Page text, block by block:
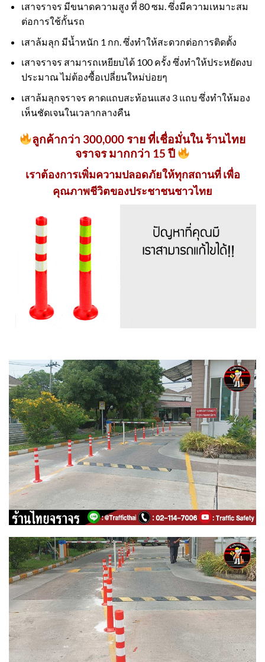
เสาจราจร มีขนาดความสูง ที่ 80 ซม. ซึ่งมีความเหมาะสม
ต่อการใช้กั้นรถ
เสาล้มลุก มีน้ำหนัก 1 กก. ซึ่งทำให้สะดวกต่อการติดตั้ง
เสาจราจร สามารถเหยียบได้ 100 ครั้ง ซึ่งทำให้ประหยัดงบ
ประมาณ ไม่ต้องซื้อเปลี่ยนใหม่บ่อยๆ
เสาล้มลุกจราจร คาดแถบสะท้อนแสง 3 แถบ ซึ่งทำให้มอง
เห็นชัดเจนในเวลากลางคืน
ลูกค้ากว่า 300,000 ราย ที่เชื่อมั่นใน ร้านไทย
จราจร มากกว่า 15 ปี
เราต้องการเพิ่มความปลอดภัยให้ทุกสถานที่ เพื่อ
คุณภาพชีวิตของประชาชนชาวไทย